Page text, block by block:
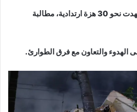
وقالت رودريجيز إن البلاد شهدت نحو 30 هزة ارتدادية، مطالبة
الهدوء والتعاون مع فرق الطوارئ.